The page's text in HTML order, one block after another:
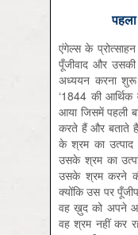
एंगेल्स के
पूँजीवाद और उसकी
अध्ययन करना शुरू
‘1844 की आर्थिक
आया जिसमें पहली
करते हैं और बताते हैं
के श्रम का
उसके श्रम का
उसके श्रम करने की
क्योंकि उस पर
वह ख़ुद को अपने
वह श्रम नहीं कर